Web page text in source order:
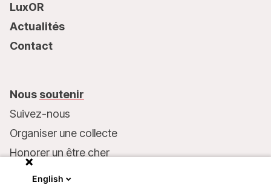
LuxOR
Actualités
Contact
Nous soutenir
Suivez-nous
Organiser une collecte
Honorer un être cher
English